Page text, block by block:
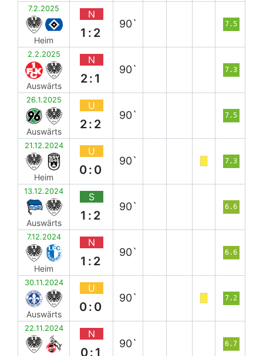
7.2.2025
Heim
N
1:2
90` 7.5
2.2.2025
Auswärts
N
2:1
90` 7.3
26.1.2025
Auswärts
U
2:2
90` 7.5
21.12.2024
Heim
U
0:0
90` 7.3
13.12.2024
Auswärts
S
1:2
90` 6.6
7.12.2024
Heim
N
1:2
90` 6.6
30.11.2024
Auswärts
U
0:0
90` 7.2
22.11.2024 N
0:1
90` 6.7